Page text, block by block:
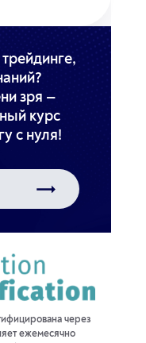
зря —
курс
с нуля!
через
ежемесячно